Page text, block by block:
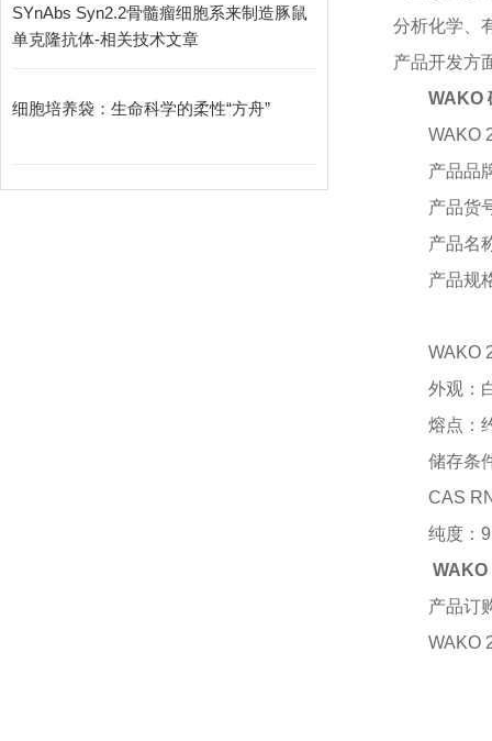
SYnAbs Syn2.2骨髓瘤细胞系来制造豚鼠
单克隆抗体-相关技术文章
细胞培养袋：生命科学的柔性“方舟”
分析化学、
产品开发方
WAKO
WAKO
产品品
产品货
产品名
产品规
WAKO
外观：
熔点：
储存条
CAS
纯度：
WAKO
产品订
WAKO